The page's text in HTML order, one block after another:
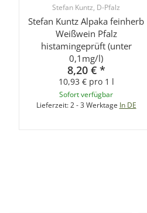
Stefan Kuntz, D-Pfalz
Stefan Kuntz Alpaka feinherb
Weißwein Pfalz
histamingeprüft (unter
0,1mg/l)
8,20 € *
10,93 € pro 1 l
Sofort verfügbar
Lieferzeit:2 - 3 Werktage In DE